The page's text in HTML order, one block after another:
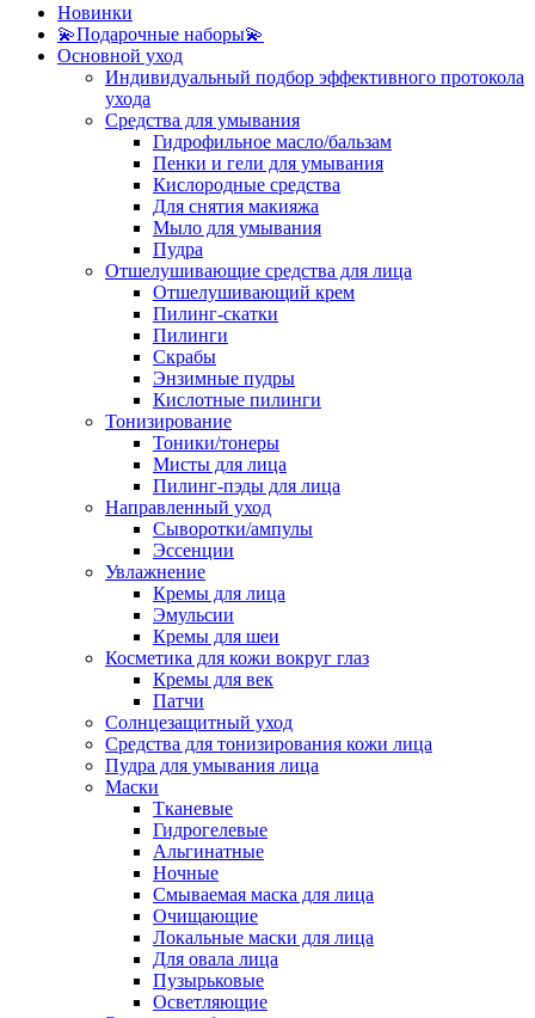
Новинки
💫Подарочные наборы💫
Основной уход
Индивидуальный подбор эффективного протокола
ухода
Средства для умывания
Гидрофильное масло/бальзам
Пенки и гели для умывания
Кислородные средства
Для снятия макияжа
Мыло для умывания
Пудра
Отшелушивающие средства для лица
Отшелушивающий крем
Пилинг-скатки
Пилинги
Скрабы
Энзимные пудры
Кислотные пилинги
Тонизирование
Тоники/тонеры
Мисты для лица
Пилинг-пэды для лица
Направленный уход
Сыворотки/ампулы
Эссенции
Увлажнение
Кремы для лица
Эмульсии
Кремы для шеи
Косметика для кожи вокруг глаз
Кремы для век
Патчи
Солнцезащитный уход
Средства для тонизирования кожи лица
Пудра для умывания лица
Маски
Тканевые
Гидрогелевые
Альгинатные
Ночные
Смываемая маска для лица
Очищающие
Локальные маски для лица
Для овала лица
Пузырьковые
Осветляющие